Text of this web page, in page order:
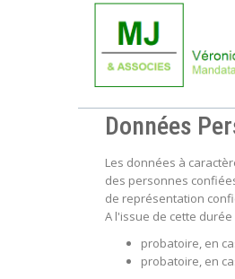
Données
Les données à
des personnes
de représentation
A l'issue de cette
probatoire, en
probatoire, en